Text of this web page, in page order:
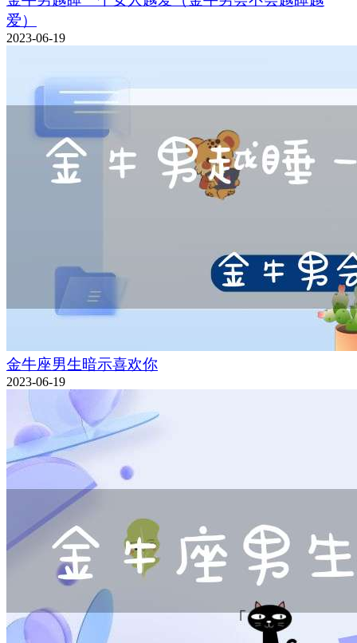
爱）
2023-06-19
金牛座男生暗示喜欢你
2023-06-19